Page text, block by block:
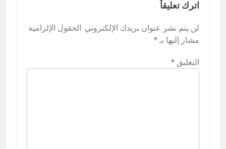
اترك تعليقاً
لن يتم نشر عنوان بريدك الإلكتروني. الحقول الإلزامية
مشار إليها بـ *
التعليق *